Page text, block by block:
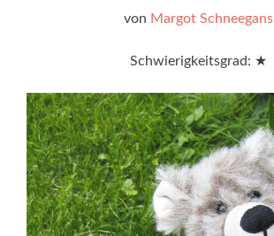
von Margot Schneegans
Schwierigkeitsgrad: ★